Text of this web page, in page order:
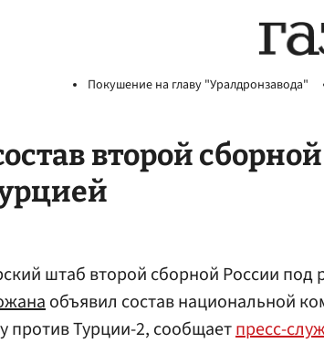
Покушение на главу "Уралдронзавода"
второй
штаб второй сборной России под
объявил состав национальной
против Турции-2, сообщаетпресс-